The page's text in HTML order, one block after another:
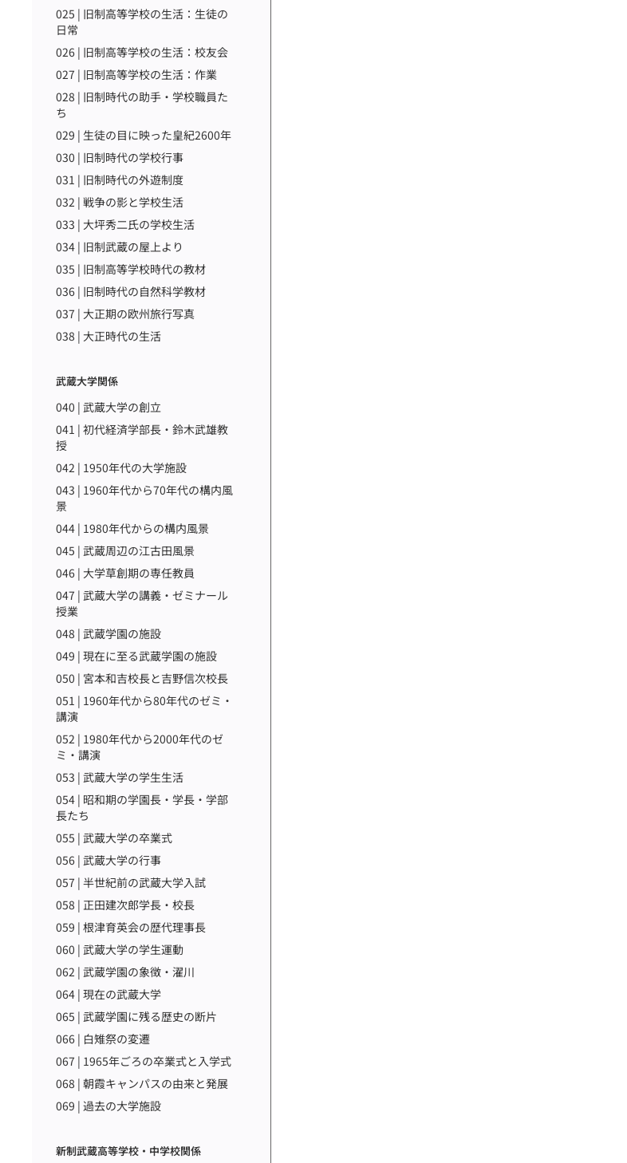
025 | 旧制高等学校の生活：生徒の
日常
026 | 旧制高等学校の生活：校友会
027 | 旧制高等学校の生活：作業
028 | 旧制時代の助手・学校職員た
ち
029 | 生徒の目に映った皇紀2600年
030 | 旧制時代の学校行事
031 | 旧制時代の外遊制度
032 | 戦争の影と学校生活
033 | 大坪秀二氏の学校生活
034 | 旧制武蔵の屋上より
035 | 旧制高等学校時代の教材
036 | 旧制時代の自然科学教材
037 | 大正期の欧州旅行写真
038 | 大正時代の生活
武蔵大学関係
040 | 武蔵大学の創立
041 | 初代経済学部長・鈴木武雄教
授
042 | 1950年代の大学施設
043 | 1960年代から70年代の構内風
景
044 | 1980年代からの構内風景
045 | 武蔵周辺の江古田風景
046 | 大学草創期の専任教員
047 | 武蔵大学の講義・ゼミナール
授業
048 | 武蔵学園の施設
049 | 現在に至る武蔵学園の施設
050 | 宮本和吉校長と吉野信次校長
051 | 1960年代から80年代のゼミ・
講演
052 | 1980年代から2000年代のゼ
ミ・講演
053 | 武蔵大学の学生生活
054 | 昭和期の学園長・学長・学部
長たち
055 | 武蔵大学の卒業式
056 | 武蔵大学の行事
057 | 半世紀前の武蔵大学入試
058 | 正田建次郎学長・校長
059 | 根津育英会の歴代理事長
060 | 武蔵大学の学生運動
062 | 武蔵学園の象徴・濯川
064 | 現在の武蔵大学
065 | 武蔵学園に残る歴史の断片
066 | 白雉祭の変遷
067 | 1965年ごろの卒業式と入学式
068 | 朝霞キャンパスの由来と発展
069 | 過去の大学施設
新制武蔵高等学校・中学校関係